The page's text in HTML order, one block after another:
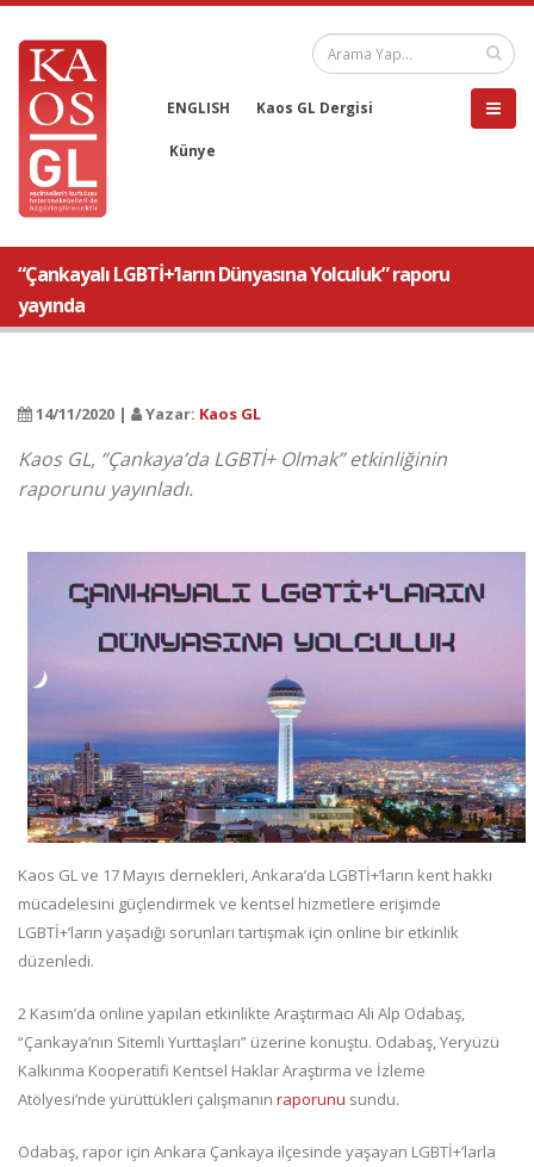
ENGLISH Kaos GL Dergisi
Künye
“Çankayalı LGBTİ+’ların Dünyasına Yolculuk” raporu
yayında
14/11/2020 | Yazar: Kaos GL
Kaos GL, “Çankaya’da LGBTİ+ Olmak” etkinliğinin
raporunu yayınladı.
Kaos GL ve 17 Mayıs dernekleri, Ankara’da LGBTİ+’ların kent hakkı
mücadelesini güçlendirmek ve kentsel hizmetlere erişimde
LGBTİ+’ların yaşadığı sorunları tartışmak için online bir etkinlik
düzenledi.
2 Kasım’da online yapılan etkinlikte Araştırmacı Ali Alp Odabaş,
“Çankaya’nın Sitemli Yurttaşları” üzerine konuştu. Odabaş, Yeryüzü
Kalkınma Kooperatifi Kentsel Haklar Araştırma ve İzleme
Atölyesi’nde yürüttükleri çalışmanın raporunu sundu.
Odabaş, rapor için Ankara Çankaya ilçesinde yaşayan LGBTİ+’larla